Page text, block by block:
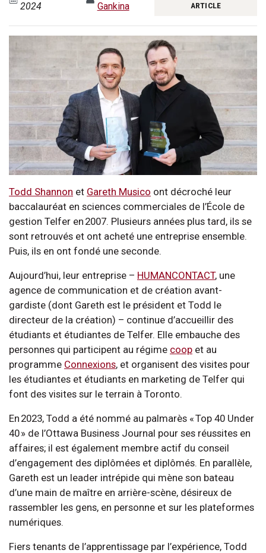
2024
Gankina
ARTICLE
Todd Shannon et Gareth Musico ont décroché leur
baccalauréat en sciences commerciales de l’École de
gestion Telfer en 2007. Plusieurs années plus tard, ils se
sont retrouvés et ont acheté une entreprise ensemble.
Puis, ils en ont fondé une seconde.
Aujourd’hui, leur entreprise – HUMANCONTACT, une
agence de communication et de création avant-
gardiste (dont Gareth est le président et Todd le
directeur de la création) – continue d’accueillir des
étudiants et étudiantes de Telfer. Elle embauche des
personnes qui participent au régime coop et au
programme Connexions, et organisent des visites pour
les étudiantes et étudiants en marketing de Telfer qui
font des visites sur le terrain à Toronto.
En 2023, Todd a été nommé au palmarès « Top 40 Under
40 » de l’Ottawa Business Journal pour ses réussites en
affaires; il est également membre actif du conseil
d’engagement des diplômées et diplômés. En parallèle,
Gareth est un leader intrépide qui mène son bateau
d’une main de maître en arrière-scène, désireux de
rassembler les gens, en personne et sur les plateformes
numériques.
Fiers tenants de l’apprentissage par l’expérience, Todd